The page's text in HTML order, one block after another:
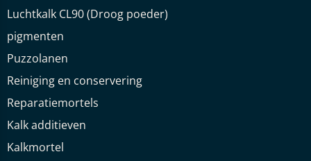
Luchtkalk CL90 (Droog poeder)
pigmenten
Puzzolanen
Reiniging en conservering
Reparatiemortels
Kalk additieven
Kalkmortel